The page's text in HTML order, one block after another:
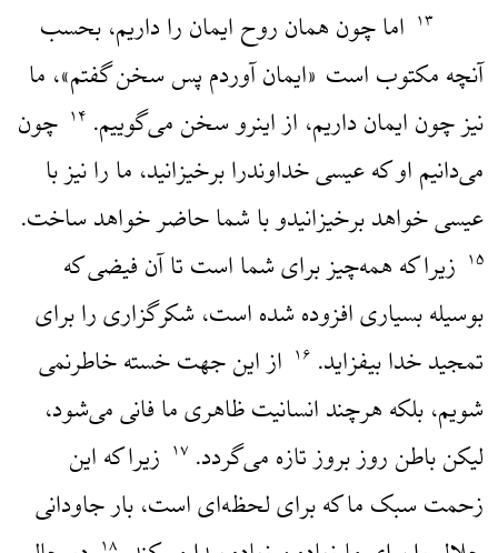
۱۳ اما چون همان روح ایمان را داریم، بحسب
آنچه مکتوب است «ایمان آوردم پس سخن گفتم»، ما
نیز چون ایمان داریم، از اینرو سخن می‌گوییم. ۱۴ چون
می‌دانیم او که عیسی خداوندرا برخیزانید، ما را نیز با
عیسی خواهد برخیزانیدو با شما حاضر خواهد ساخت.
۱۵ زیرا که همه‌چیز برای شما است تا آن فیضی که
بوسیله بسیاری افزوده شده است، شکرگزاری را برای
تمجید خدا بیفزاید. ۱۶ از این جهت خسته خاطرنمی
شویم، بلکه هرچند انسانیت ظاهری ما فانی می‌شود،
لیکن باطن روز بروز تازه می‌گردد. ۱۷ زیرا که این
زحمت سبک ما که برای لحظه‌ای است، بار جاودانی